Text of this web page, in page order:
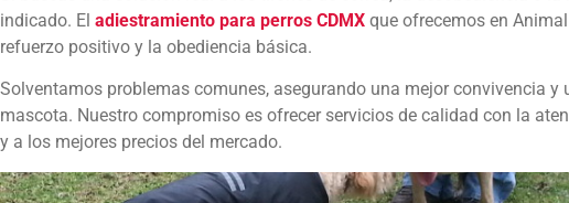
indicado. El adiestramiento para perros CDMX que ofrecemos en
refuerzo positivo y la obediencia básica.
Solventamos problemas comunes, asegurando una mejor convivencia y
mascota. Nuestro compromiso es ofrecer servicios de calidad con la
y a los mejores precios del mercado.